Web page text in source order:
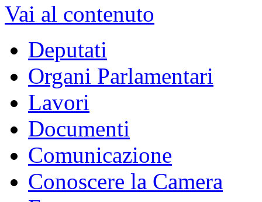
Vai al contenuto
Deputati
Organi Parlamentari
Lavori
Documenti
Comunicazione
Conoscere la Camera